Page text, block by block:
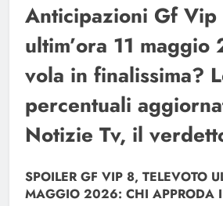
Anticipazioni Gf
ultim’ora 11
vola in finalissima?
percentuali
Notizie Tv, il
SPOILER GF VIP 8, TELEVOTO
MAGGIO 2026: CHI APPRODA